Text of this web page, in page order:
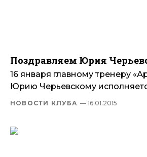
Поздравляем Юрия
16 января главному тренеру
Юрию Черьевскому
НОВОСТИ КЛУБА — 16.01.2015